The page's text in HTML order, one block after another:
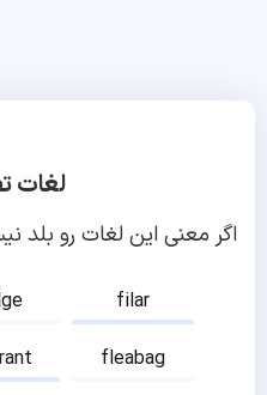
لغات
اگر معنی این لغات رو بلد
filar
fleabag